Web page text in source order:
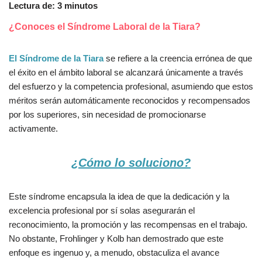
Lectura de: 3 minutos
¿Conoces el Síndrome Laboral de la Tiara?
El Síndrome de la Tiarase refiere a la creencia errónea de que
el éxito en el ámbito laboral se alcanzará únicamente a través
del esfuerzo y la competencia profesional, asumiendo que estos
méritos serán automáticamente reconocidos y recompensados
por los superiores, sin necesidad de promocionarse
activamente.
¿Cómo lo soluciono?
Este síndrome encapsula la idea de que la dedicación y la
excelencia profesional por sí solas asegurarán el
reconocimiento, la promoción y las recompensas en el trabajo.
No obstante, Frohlinger y Kolb han demostrado que este
enfoque es ingenuo y, a menudo, obstaculiza el avance